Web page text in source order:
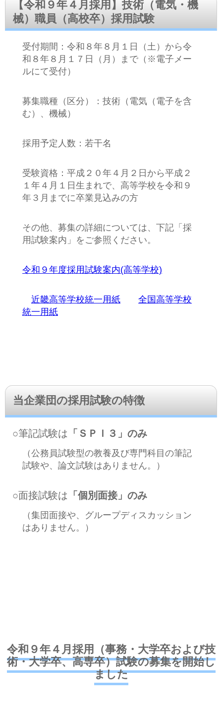
【令和９年４月採用】技術（電気・機
械）職員（高校卒）採用試験
受付期間：令和８年８月１日（土）から令
和８年８月１７日（月）まで（※電子メー
ルにて受付）
募集職種（区分）：技術（電気（電子を含
む）、機械）
採用予定人数：若干名
受験資格：平成２０年４月２日から平成２
１年４月１日生まれで、高等学校を令和９
年３月までに卒業見込みの方
その他、募集の詳細については、下記「採
用試験案内」をご参照ください。
令和９年度採用試験案内(高等学校)
近畿高等学校統一用紙
全国高等学校
統一用紙
当企業団の採用試験の特徴
○筆記試験は 「ＳＰＩ３」のみ
（公務員試験型の教養及び専門科目の筆記
試験や、論文試験はありません。）
○面接試験は 「個別面接」のみ
（集団面接や、グループディスカッション
はありません。）
令和９年４月採用（事務・大学卒および技
術・大学卒、高専卒）試験の募集を開始し
ました